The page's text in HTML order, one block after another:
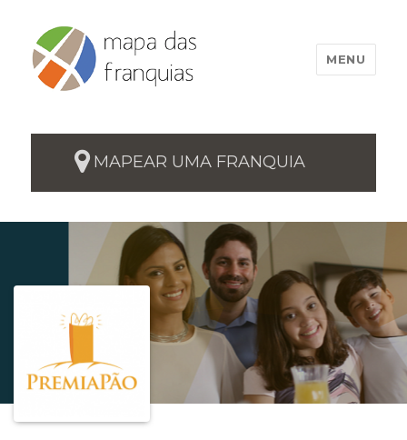
MENU
MAPEAR UMA FRANQUIA